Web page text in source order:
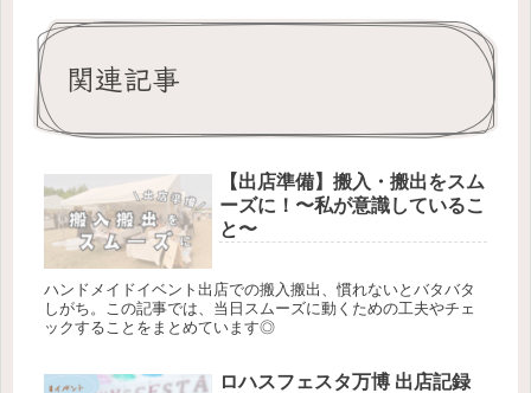
関連記事
【出店準備】搬入・搬出をスム
ーズに！〜私が意識しているこ
と〜
ハンドメイドイベント出店での搬入搬出、慣れないとバタバタ
しがち。この記事では、当日スムーズに動くための工夫やチェ
ックすることをまとめています◎
ロハスフェスタ万博 出店記録